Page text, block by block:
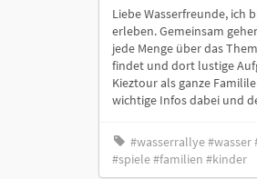
Liebe Wasserfreunde, ich
erleben. Gemeinsam
jede Menge über das
findet und dort lustige
Kieztour als ganze
wichtige Infos dabei und
#wasserrallye
#spiele #familien #kinder